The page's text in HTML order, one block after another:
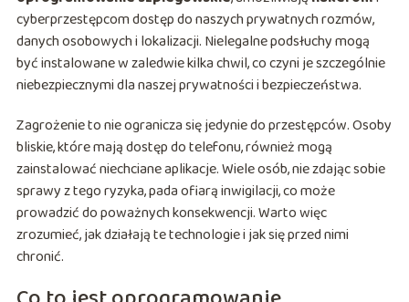
cyberprzestępcom dostęp do naszych prywatnych rozmów,
danych osobowych i lokalizacji. Nielegalne podsłuchy mogą
być instalowane w zaledwie kilka chwil, co czyni je szczególnie
niebezpiecznymi dla naszej prywatności i bezpieczeństwa.
Zagrożenie to nie ogranicza się jedynie do przestępców. Osoby
bliskie, które mają dostęp do telefonu, również mogą
zainstalować niechciane aplikacje. Wiele osób, nie zdając sobie
sprawy z tego ryzyka, pada ofiarą inwigilacji, co może
prowadzić do poważnych konsekwencji. Warto więc
zrozumieć, jak działają te technologie i jak się przed nimi
chronić.